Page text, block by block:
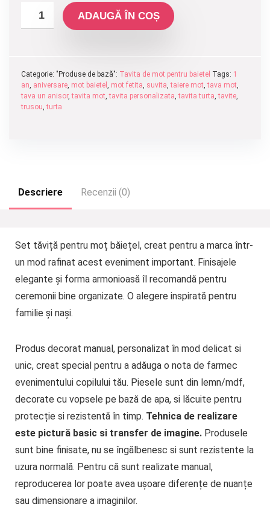
ADAUGĂ ÎN COȘ
Categorie: "Produse de bază": Tavita de mot pentru baietel Tags: 1
an, aniversare, mot baietel , mot fetita, suvita,taiere mot,tava mot,
tava un anisor,tavita mot,tavita personalizata,tavita turta,tavite,
trusou,turta
Descriere Recenzii (0)
Set tăviță pentru moț băiețel, creat pentru a marca într-
un mod rafinat acest eveniment important. Finisajele
elegante și forma armonioasă îl recomandă pentru
ceremonii bine organizate. O alegere inspirată pentru
familie și nași.
Produs decorat manual, personalizat în mod delicat si
unic, creat special pentru a adăuga o nota de farmec
evenimentului copilului tău. Piesele sunt din lemn/mdf,
decorate cu vopsele pe bază de apa, si lăcuite pentru
protecție si rezistentă în timp. Tehnica de realizare
este pictură basic si transfer de imagine.Produsele
sunt bine finisate, nu se îngălbenesc si sunt rezistente la
uzura normală. Pentru că sunt realizate manual,
reproducerea lor poate avea ușoare diferențe de nuanțe
sau dimensionare a imaginilor.